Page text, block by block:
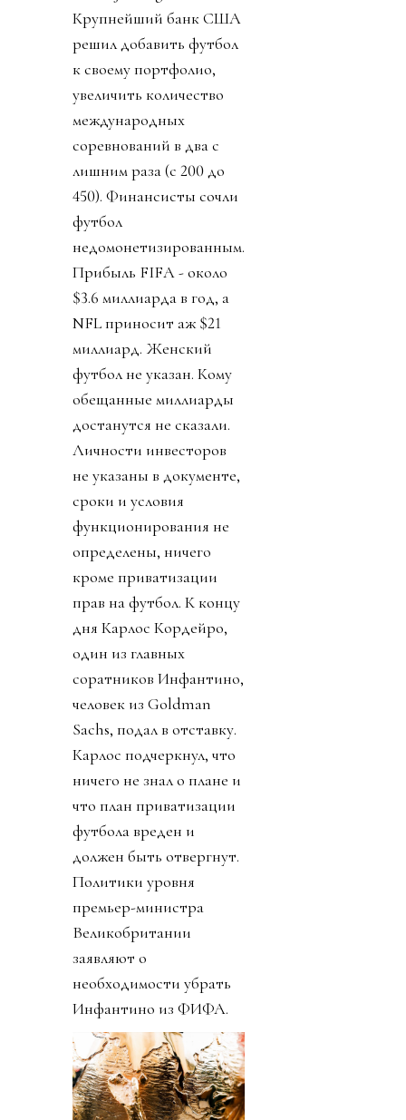
Крупнейший банк США
решил добавить футбол
к своему портфолио,
увеличить количество
международных
соревнований в два с
лишним раза (с 200 до
450). Финансисты сочли
футбол
недомонетизированным.
Прибыль FIFA - около
$3.6 миллиарда в год, а
NFL приносит аж $21
миллиард. Женский
футбол не указан. Кому
обещанные миллиарды
достанутся не сказали.
Личности инвесторов
не указаны в документе,
сроки и условия
функционирования не
определены, ничего
кроме приватизации
прав на футбол. К концу
дня Карлос Кордейро,
один из главных
соратников Инфантино,
человек из Goldman
Sachs, подал в отставку.
Карлос подчеркнул, что
ничего не знал о плане и
что план приватизации
футбола вреден и
должен быть отвергнут.
Политики уровня
премьер-министра
Великобритании
заявляют о
необходимости убрать
Инфантино из ФИФА.